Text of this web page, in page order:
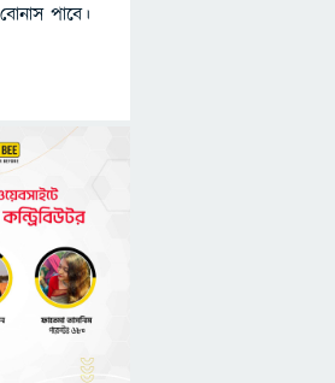
পাবে।